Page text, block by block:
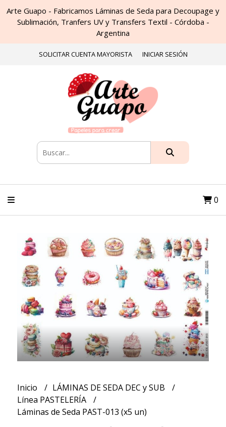
Arte Guapo - Fabricamos Láminas de Seda para Decoupage y
Sublimación, Tranfers UV y Transfers Textil - Córdoba -
Argentina
SOLICITAR CUENTA MAYORISTA INICIAR SESIÓN
0
Inicio
LÁMINAS DE SEDA DEC y SUB
Línea PASTELERÍA
Láminas de Seda PAST-013 (x5 un)